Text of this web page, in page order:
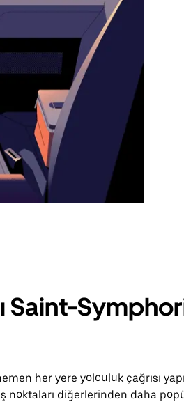
Saint-
her yere yolculuk çağrısı
noktaları diğerlerinden daha